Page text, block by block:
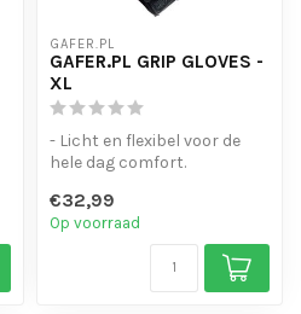
GAFER.PL
GAFER.PL GRIP GLOVES -
XL
- Licht en flexibel voor de
hele dag comfort.
vinger to...
€32,99
Op voorraad